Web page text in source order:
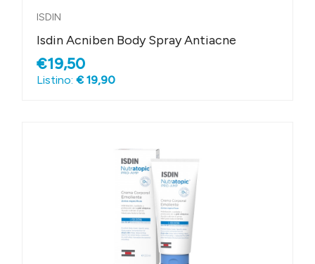
ISDIN
Isdin Acniben Body Spray Antiacne
€19,50
Listino: € 19,90